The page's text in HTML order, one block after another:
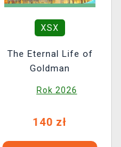
XSX
The Eternal Life of
Goldman
Rok 2026
140 zł